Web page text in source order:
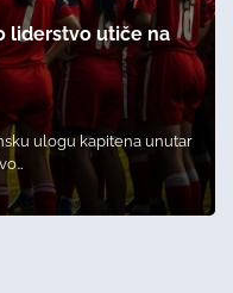
liderstvo utiče na
ulogu kapitena unutar